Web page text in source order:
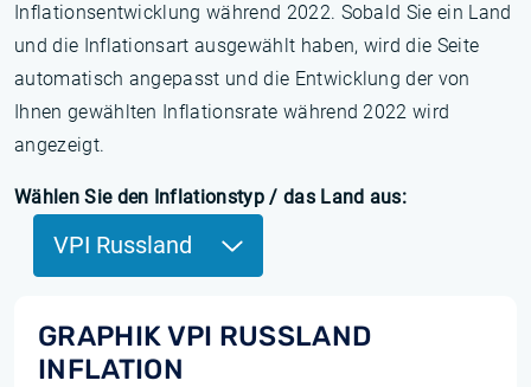
Inflationsentwicklung während 2022. Sobald Sie ein Land
und die Inflationsart ausgewählt haben, wird die Seite
automatisch angepasst und die Entwicklung der von
Ihnen gewählten Inflationsrate während 2022 wird
angezeigt.
Wählen Sie den Inflationstyp / das Land aus:
VPI Russland
GRAPHIK VPI RUSSLAND
INFLATION